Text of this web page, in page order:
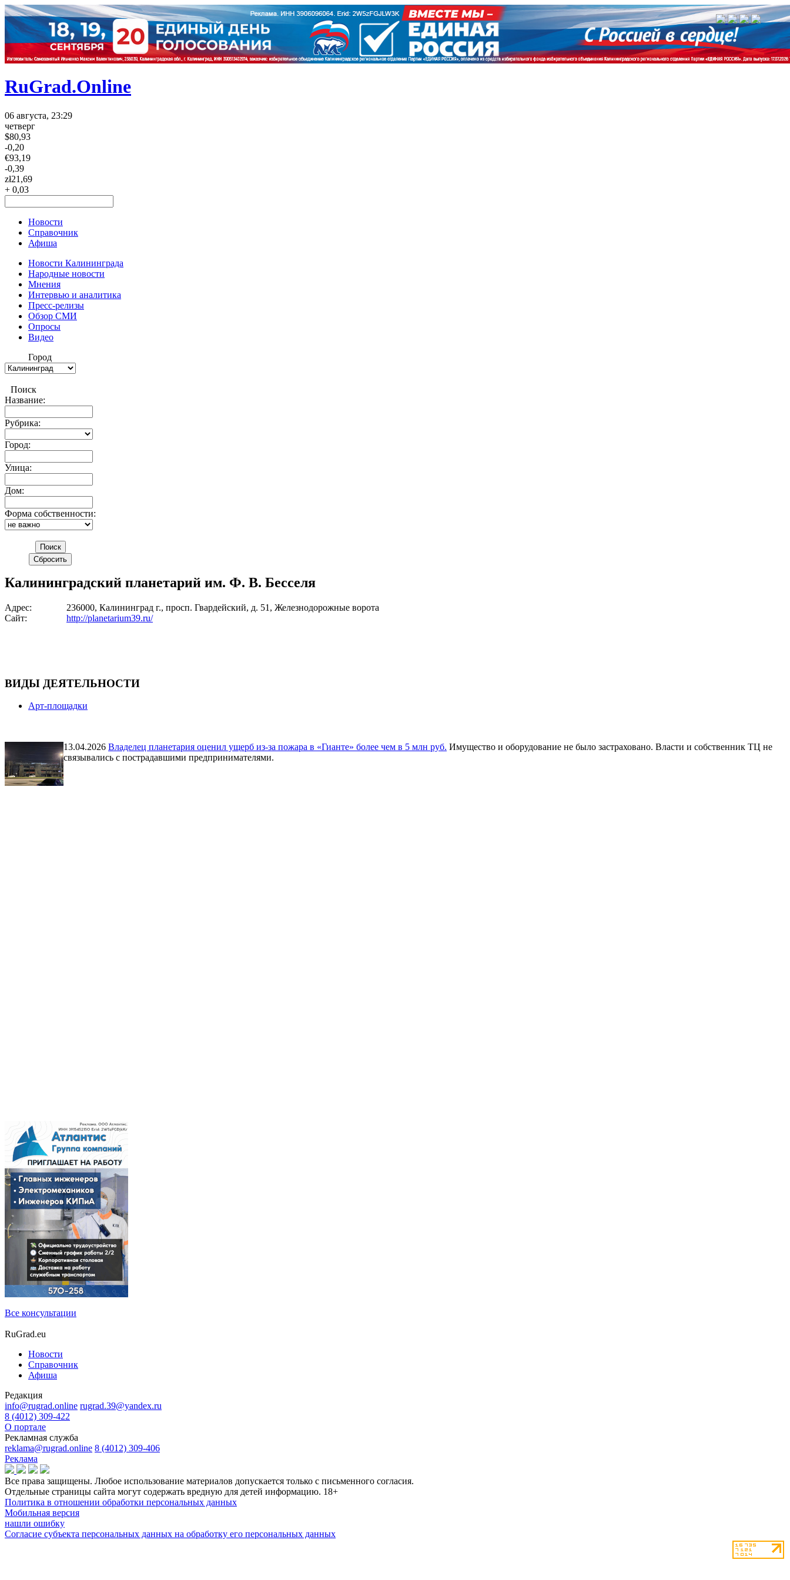
RuGrad.Online
06 августа, 23:29
четверг
$80,93
-0,20
€93,19
-0,39
zł21,69
+ 0,03
Новости
Справочник
Афиша
Новости Калининграда
Народные новости
Мнения
Интервью и аналитика
Пресс-релизы
Обзор СМИ
Опросы
Видео
Город
Поиск
Название:
Рубрика:
Город:
Улица:
Дом:
Форма собственности:
Калининградский планетарий им. Ф. В. Бесселя
Адрес:
236000, Калининград г., просп. Гвардейский, д. 51, Железнодорожные ворота
Сайт:
http://planetarium39.ru/
ВИДЫ ДЕЯТЕЛЬНОСТИ
Арт-площадки
13.04.2026 Владелец планетария оценил ущерб из-за пожара в «Гианте» более чем в 5 млн руб. Имущество и оборудование не было застраховано. Власти и собственник ТЦ не
связывались с пострадавшими предпринимателями.
Все консультации
RuGrad.eu
Новости
Справочник
Афиша
Редакция
info@rugrad.online rugrad.39@yandex.ru
8 (4012) 309-422
О портале
Рекламная служба
reklama@rugrad.online 8 (4012) 309-406
Реклама
Все права защищены. Любое использование материалов допускается только с письменного согласия.
Отдельные страницы сайта могут содержать вредную для детей информацию. 18+
Политика в отношении обработки персональных данных
Мобильная версия
нашли ошибку
Согласие субъекта персональных данных на обработку его персональных данных